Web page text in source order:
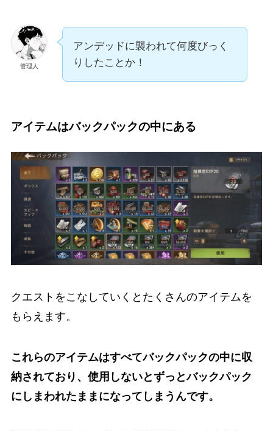
管理人
アンデッドに襲われて何度びっく
りしたことか！
アイテムはバックパックの中にある
クエストをこなしていくとたくさんのアイテムを
もらえます。
これらのアイテムはすべてバックパックの中に収
納されており、使用しないとずっとバックパック
にしまわれたままになってしまうんです。